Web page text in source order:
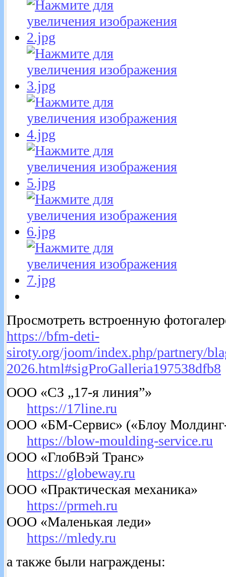
Просмотреть встроенную
https://bfm-deti-
siroty.org/joom/index.php/partnery/
2026.html#sigProGalleria197538dfb8
ООО «СЗ „17‐я линия”»
https://17line.ru
ООО «БМ-Сервис» («Блоу
https://blow-moulding-service.ru
ООО «ГлобВэй Транс»
https://globeway.ru
ООО «Практическая механика»
https://prmeh.ru
ООО «Маленькая леди»
https://mledy.ru
а также были награждены: